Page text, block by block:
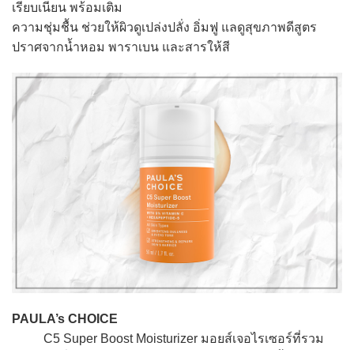
เรียบเนียน พร้อมเติม
ความชุ่มชื้น ช่วยให้ผิวดูเปล่งปลั่ง อิ่มฟู แลดูสุขภาพดีสูตร
ปราศจากน้ำหอม พาราเบน และสารให้สี
PAULA’s CHOICE
C5 Super Boost Moisturizer มอยส์เจอไรเซอร์ที่รวม